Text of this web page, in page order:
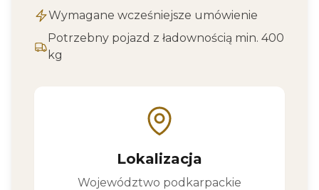
Wymagane wcześniejsze umówienie
Potrzebny pojazd z ładownością min. 400
kg
Lokalizacja
Województwo podkarpackie